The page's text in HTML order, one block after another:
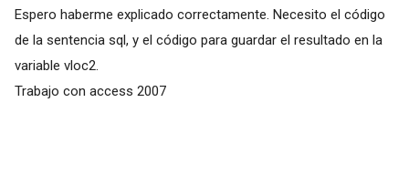
Espero haberme explicado correctamente. Necesito el código
de la sentencia sql, y el código para guardar el resultado en la
variable vloc2.
Trabajo con access 2007